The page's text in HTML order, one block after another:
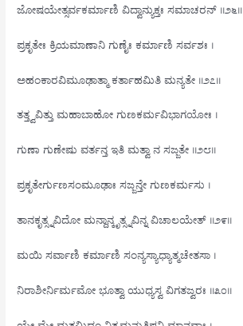
ಜೋಷಯೇತ್ಸರ್ವಕರ್ಮಾಣಿ ವಿದ್ವಾನ್ಯುಕ್ತಃ ಸಮಾಚರನ್ ॥೨೬॥
ಪ್ರಕೃತೇಃ ಕ್ರಿಯಮಾಣಾನಿ ಗುಣೈಃ ಕರ್ಮಾಣಿ ಸರ್ವಶಃ ।
ಅಹಂಕಾರವಿಮೂಢಾತ್ಮಾ ಕರ್ತಾಹಮಿತಿ ಮನ್ಯತೇ ॥೨೭॥
ತತ್ತ್ವವಿತ್ತು ಮಹಾಬಾಹೋ ಗುಣಕರ್ಮವಿಭಾಗಯೋಃ ।
ಗುಣಾ ಗುಣೇಷು ವರ್ತನ್ತ ಇತಿ ಮತ್ವಾ ನ ಸಜ್ಜತೇ ॥೨೮॥
ಪ್ರಕೃತೇರ್ಗುಣಸಂಮೂಢಾಃ ಸಜ್ಜನ್ತೇ ಗುಣಕರ್ಮಸು ।
ತಾನಕೃತ್ಸ್ನವಿದೋ ಮನ್ದಾನ್ಕೃತ್ಸ್ನವಿನ್ನ ವಿಚಾಲಯೇತ್ ॥೨೯॥
ಮಯಿ ಸರ್ವಾಣಿ ಕರ್ಮಾಣಿ ಸಂನ್ಯಸ್ಯಾಧ್ಯಾತ್ಮಚೇತಸಾ ।
ನಿರಾಶೀರ್ನಿರ್ಮಮೋ ಭೂತ್ವಾ ಯುಧ್ಯಸ್ವ ವಿಗತಜ್ವರಃ ॥೩೦॥